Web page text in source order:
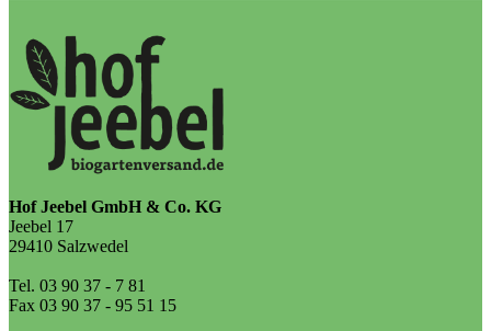
Hof Jeebel GmbH & Co. KG
Jeebel 17
29410 Salzwedel
Tel. 03 90 37 - 7 81
Fax 03 90 37 - 95 51 15